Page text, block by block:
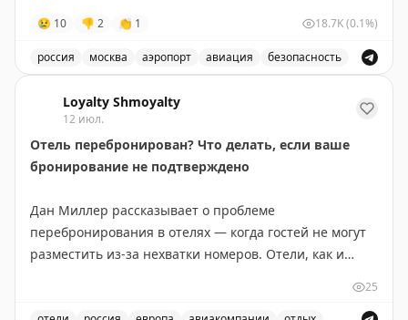
✈️ Говорит Росавиация| MАХ
😢 10 👎 2 👏 1 18.7K(0.1%)
россия москва аэропорт авиация безопасность
Loyalty Shmoyalty
12 июл.
Отель перебронирован? Что делать, если ваше
бронирование не подтверждено
Дан Миллер рассказывает о проблеме
перебронирования в отелях — когда гостей не могут
разместить из-за нехватки номеров. Отели, как и
отказов и отмен. Основные причины: гости остаются
25